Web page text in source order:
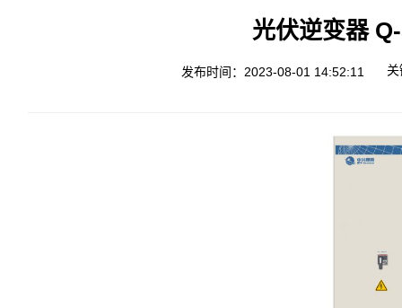
光伏逆变器
发布时间：2023-08-01 14:52:11